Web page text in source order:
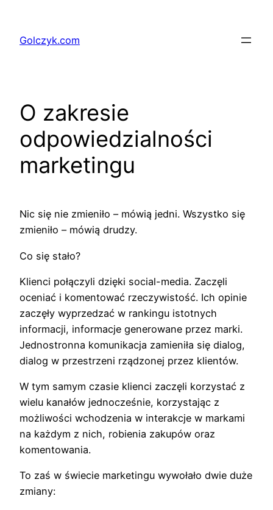
treściGolczyk.com
O zakresie
odpowiedzialności
marketingu
Nic się nie zmieniło – mówią jedni. Wszystko się
zmieniło – mówią drudzy.
Co się stało?
Klienci połączyli dzięki social-media. Zaczęli
oceniać i komentować rzeczywistość. Ich opinie
zaczęły wyprzedzać w rankingu istotnych
informacji, informacje generowane przez marki.
Jednostronna komunikacja zamieniła się dialog,
dialog w przestrzeni rządzonej przez klientów.
W tym samym czasie klienci zaczęli korzystać z
wielu kanałów jednocześnie, korzystając z
możliwości wchodzenia w interakcje w markami
na każdym z nich, robienia zakupów oraz
komentowania.
To zaś w świecie marketingu wywołało dwie duże
zmiany: